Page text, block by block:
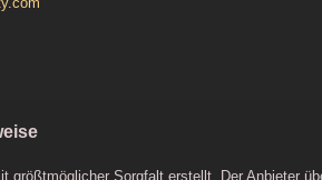
größtmöglicher Sorgfalt erstellt. Der Anbieter